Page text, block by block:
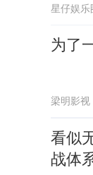
星仔娱乐
为了
梁明影视
看似
战体